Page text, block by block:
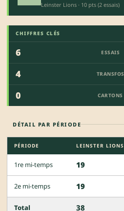
Leinster Lions · 10 pts (2 essais)
CHIFFRES CLÉS
6 ESSAIS
4
TRANSFOS
0
CARTONS
DÉTAIL PAR PÉRIODE
PÉRIODE LEINSTER LIONS
1re mi-temps 19
2e mi-temps 19
Total 38